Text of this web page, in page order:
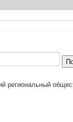
региональный